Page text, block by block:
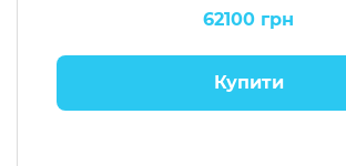
62100 грн
Купити